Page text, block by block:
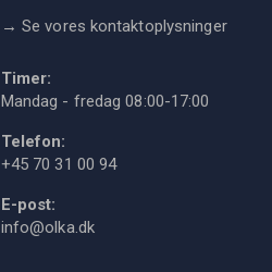
→ Se vores kontaktoplysninger
Timer:
Mandag - fredag 08:00-17:00
Telefon:
+45 70 31 00 94
E-post:
info@olka.dk